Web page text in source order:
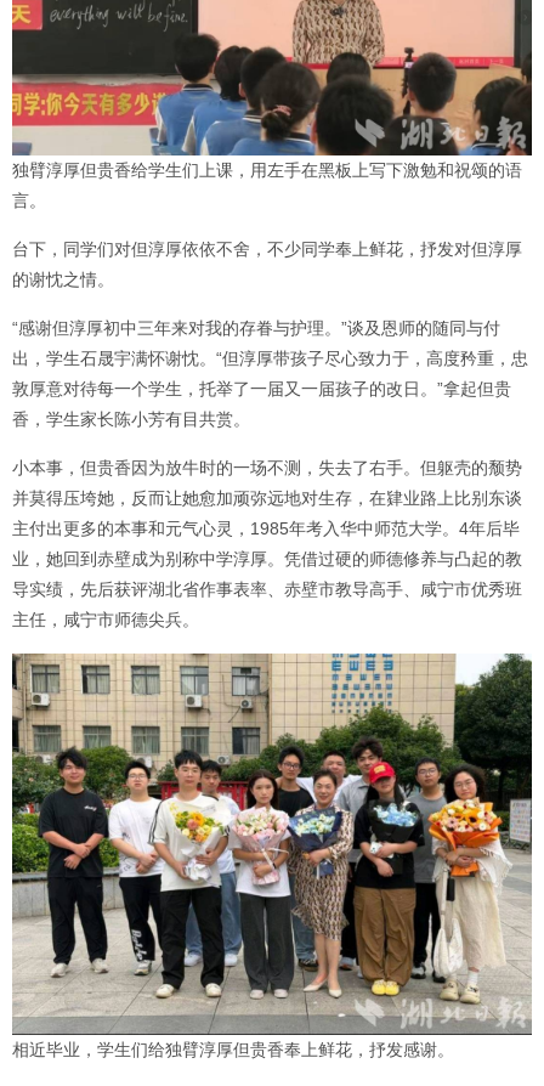
独臂淳厚但贵香给学生们上课，用左手在黑板上写下激勉和祝颂的语
言。
台下，同学们对但淳厚依依不舍，不少同学奉上鲜花，抒发对但淳厚
的谢忱之情。
“感谢但淳厚初中三年来对我的存眷与护理。”谈及恩师的随同与付
出，学生石晟宇满怀谢忱。“但淳厚带孩子尽心致力于，高度矜重，忠
敦厚意对待每一个学生，托举了一届又一届孩子的改日。”拿起但贵
香，学生家长陈小芳有目共赏。
小本事，但贵香因为放牛时的一场不测，失去了右手。但躯壳的颓势
并莫得压垮她，反而让她愈加顽弥远地对生存，在肄业路上比别东谈
主付出更多的本事和元气心灵，1985年考入华中师范大学。4年后毕
业，她回到赤壁成为别称中学淳厚。凭借过硬的师德修养与凸起的教
导实绩，先后获评湖北省作事表率、赤壁市教导高手、咸宁市优秀班
主任，咸宁市师德尖兵。
相近毕业，学生们给独臂淳厚但贵香奉上鲜花，抒发感谢。